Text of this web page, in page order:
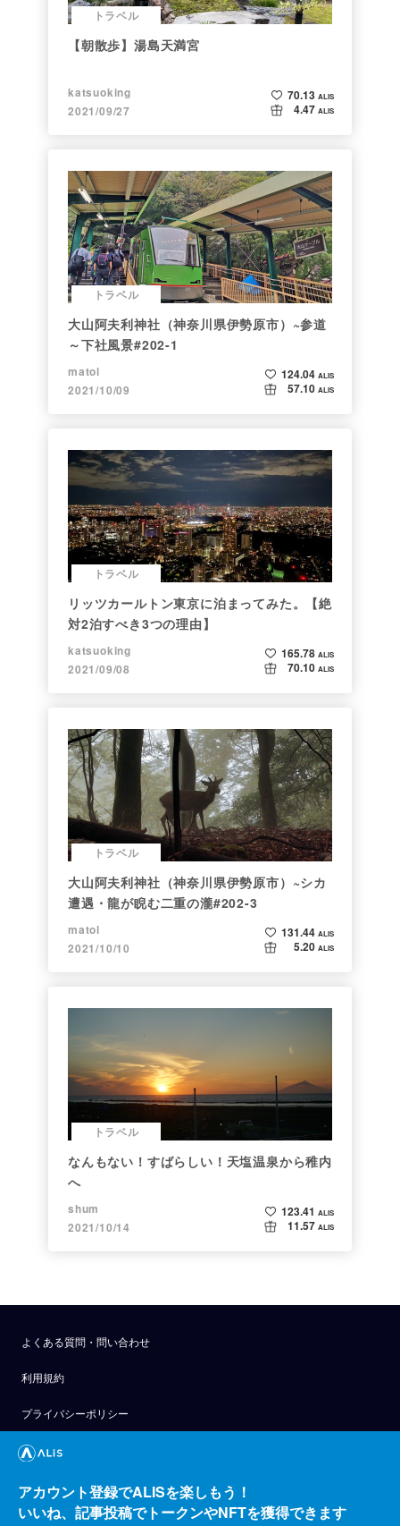
トラベル
【朝散歩】湯島天満宮
katsuoking
2021/09/27
70.13 ALIS
4.47 ALIS
トラベル
大山阿夫利神社（神奈川県伊勢原市）~参道
～下社風景#202-1
matol
2021/10/09
124.04 ALIS
57.10 ALIS
トラベル
リッツカールトン東京に泊まってみた。【絶
対2泊すべき3つの理由】
katsuoking
2021/09/08
165.78 ALIS
70.10 ALIS
トラベル
大山阿夫利神社（神奈川県伊勢原市）~シカ
遭遇・龍が睨む二重の瀧#202-3
matol
2021/10/10
131.44 ALIS
5.20 ALIS
トラベル
なんもない！すばらしい！天塩温泉から稚内
へ
shum
2021/10/14
123.41 ALIS
11.57 ALIS
よくある質問・問い合わせ
利用規約
プライバシーポリシー
公式アナウンス
技術ブログ
API
アカウント登録でALISを楽しもう！
いいね、記事投稿でトークンやNFTを獲得できます